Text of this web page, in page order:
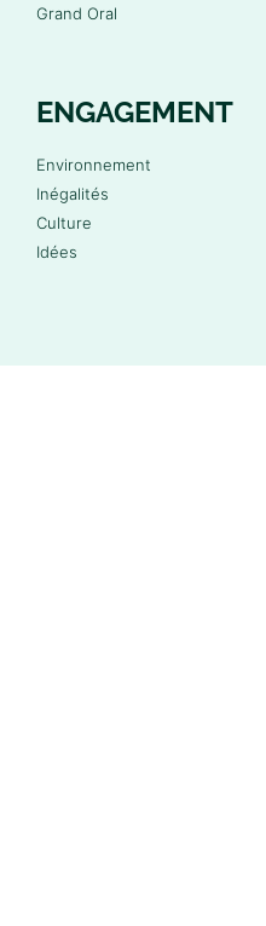
Grand Oral
ENGAGEMENT
Environnement
Inégalités
Culture
Idées